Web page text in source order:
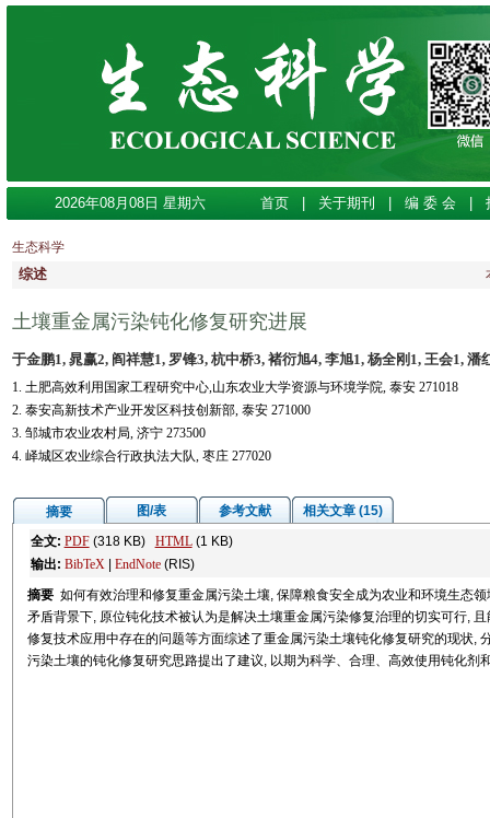
2026年08月08日 星期六 首页 关于期刊 编 委 会
生态科学
综述
土壤重金属污染钝化修复研究进展
于金鹏1, 晁赢2, 阎祥慧1, 罗锋3, 杭中桥3, 褚衍旭4, 李旭1, 杨全刚1, 王会1, 潘
1. 土肥高效利用国家工程研究中心,山东农业大学资源与环境学院, 泰安 271018
2. 泰安高新技术产业开发区科技创新部, 泰安 271000
3. 邹城市农业农村局, 济宁 273500
4. 峄城区农业综合行政执法大队, 枣庄 277020
摘要 图/表 参考文献
相关文章 (15)
全文: PDF(318 KB) HTML(1 KB)
输出: BibTeX| EndNote(RIS)
摘要 如何有效治理和修复重金属污染土壤, 保障粮食安全成为农业和环境生态
矛盾背景下, 原位钝化技术被认为是解决土壤重金属污染修复治理的切实可行,
修复技术应用中存在的问题等方面综述了重金属污染土壤钝化修复研究的现状,
污染土壤的钝化修复研究思路提出了建议, 以期为科学、合理、高效使用钝化